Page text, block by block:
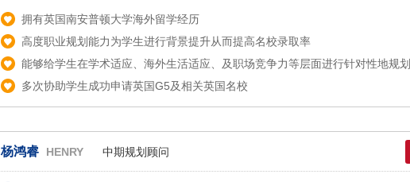
拥有英国南安普顿大学海外留学经历
高度职业规划能力为学生进行背景提升从而提高名校录取率
能够给学生在学术适应、海外生活适应、及职场竞争力等层面进行针对性地规划
多次协助学生成功申请英国G5及相关英国名校
杨鸿睿 HENRY 中期规划顾问